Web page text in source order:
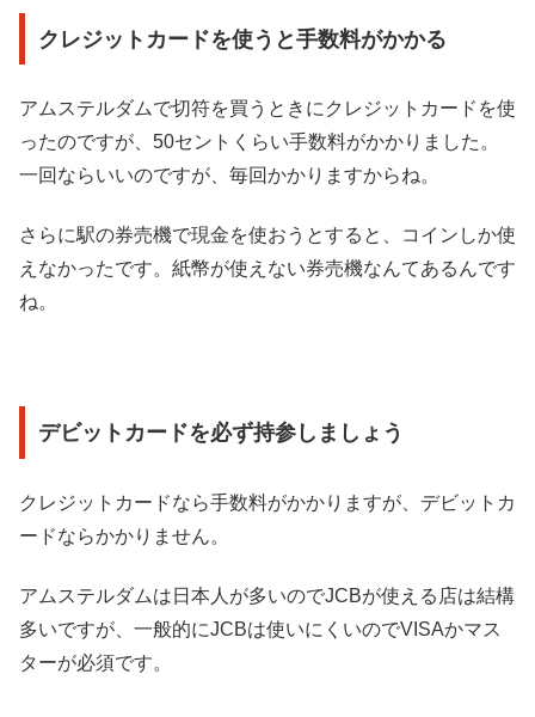
クレジットカードを使うと手数料がかかる
アムステルダムで切符を買うときにクレジットカードを使
ったのですが、50セントくらい手数料がかかりました。
一回ならいいのですが、毎回かかりますからね。
さらに駅の券売機で現金を使おうとすると、コインしか使
えなかったです。紙幣が使えない券売機なんてあるんです
ね。
デビットカードを必ず持参しましょう
クレジットカードなら手数料がかかりますが、デビットカ
ードならかかりません。
アムステルダムは日本人が多いのでJCBが使える店は結構
多いですが、一般的にJCBは使いにくいのでVISAかマス
ターが必須です。